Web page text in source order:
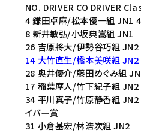
NO. DRIVER CO DRIVER
4 鎌⽥卓⿇/松本優⼀組 JN1
8 新井敏弘/⼩坂典嵩組 JN1
26 吉原將⼤/伊勢⾕巧組 JN2
14 ⼤⽵直⽣/橋本美咲組 JN2
28 奥井優介/藤⽥めぐみ組
17 稲葉摩⼈/⽵下紀⼦組 JN2
34 平川真⼦/⽵原静⾹組 JN2
イバー賞
31 ⼩倉基宏/林浩次組 JN2